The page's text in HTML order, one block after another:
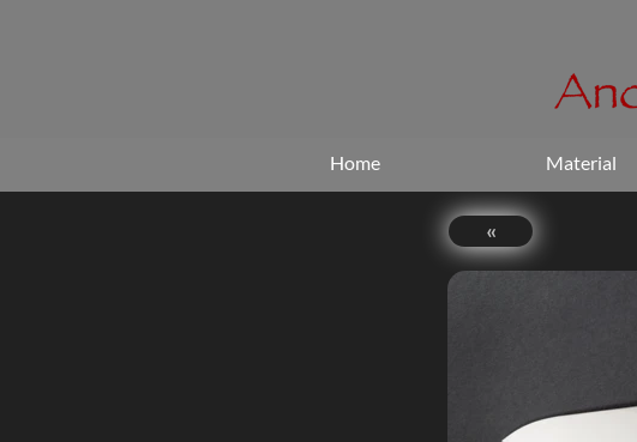
Home Material
«